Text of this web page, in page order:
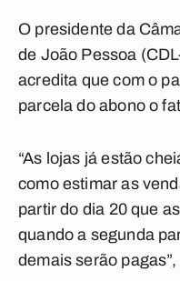
O presidente da
de João Pessoa
acredita que com o
parcela do abono o
“As lojas já estão
como estimar as
partir do dia 20 que
quando a segunda
demais serão